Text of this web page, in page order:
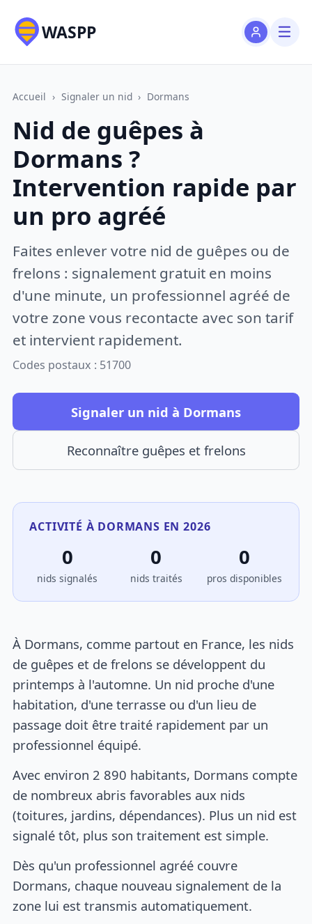
WASPP
Accueil › Signaler un nid › Dormans
Nid de guêpes à
Dormans ?
Intervention rapide par
un pro agréé
Faites enlever votre nid de guêpes ou de
frelons : signalement gratuit en moins
d'une minute, un professionnel agréé de
votre zone vous recontacte avec son tarif
et intervient rapidement.
Codes postaux : 51700
Signaler un nid à Dormans
Reconnaître guêpes et frelons
ACTIVITÉ À DORMANS EN 2026
0
nids signalés
0
nids traités
0
pros disponibles
À Dormans, comme partout en France, les nids
de guêpes et de frelons se développent du
printemps à l'automne. Un nid proche d'une
habitation, d'une terrasse ou d'un lieu de
passage doit être traité rapidement par un
professionnel équipé.
Avec environ 2 890 habitants, Dormans compte
de nombreux abris favorables aux nids
(toitures, jardins, dépendances). Plus un nid est
signalé tôt, plus son traitement est simple.
Dès qu'un professionnel agréé couvre
Dormans, chaque nouveau signalement de la
zone lui est transmis automatiquement.